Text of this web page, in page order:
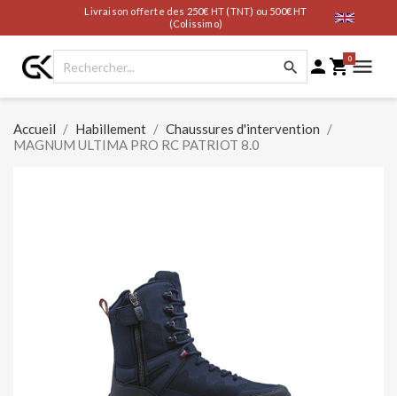
Livraison offerte des 250€ HT (TNT) ou 500€ HT
(Colissimo)
  0
Accueil Habillement
Chaussures d'intervention
MAGNUM ULTIMA PRO RC PATRIOT 8.0